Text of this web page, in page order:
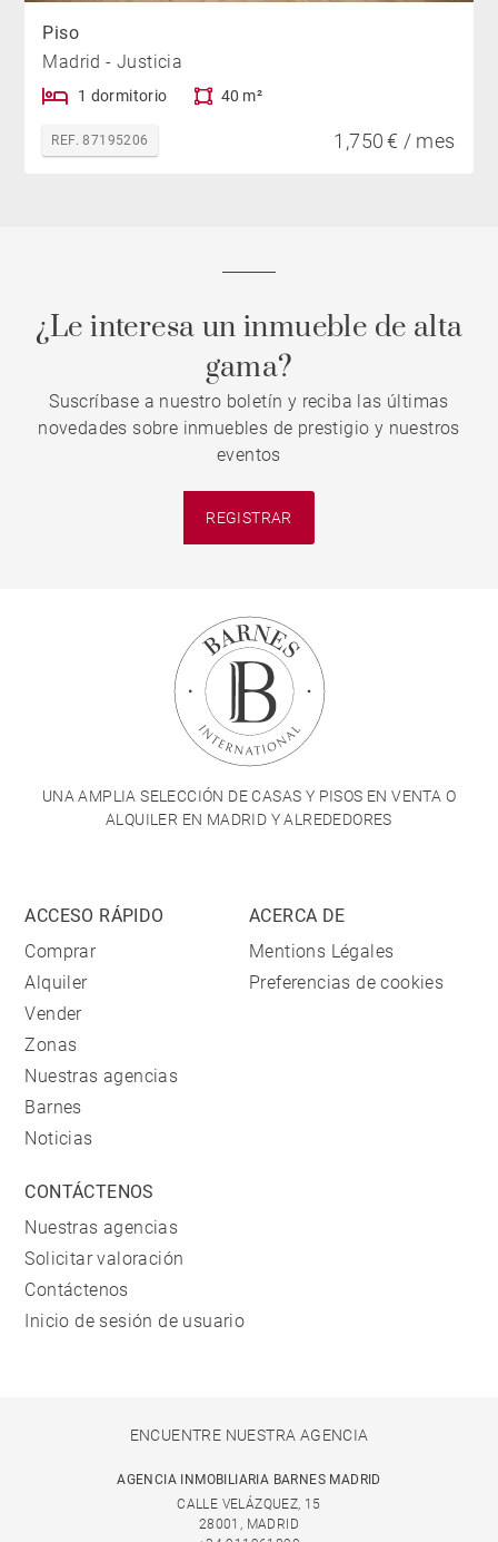
Piso
Madrid - Justicia
1 dormitorio 40 m²
REF. 87195206 1,750 € / mes
¿Le interesa un inmueble de alta
gama?
Suscríbase a nuestro boletín y reciba las últimas
novedades sobre inmuebles de prestigio y nuestros
eventos
REGISTRAR
UNA AMPLIA SELECCIÓN DE CASAS Y PISOS EN VENTA O
ALQUILER EN MADRID Y ALREDEDORES
ACCESO RÁPIDO
Comprar
Alquiler
Vender
Zonas
Nuestras agencias
Barnes
Noticias
ACERCA DE
Mentions Légales
Preferencias de cookies
CONTÁCTENOS
Nuestras agencias
Solicitar valoración
Contáctenos
Inicio de sesión de usuario
ENCUENTRE NUESTRA AGENCIA
AGENCIA INMOBILIARIA BARNES MADRID
CALLE VELÁZQUEZ, 15
28001, MADRID